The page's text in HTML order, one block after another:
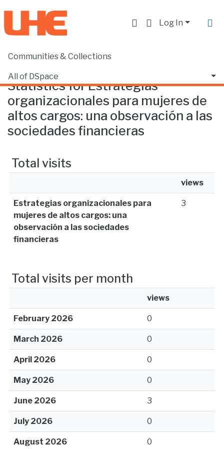
Log In
Communities & Collections
All of DSpace
Home Statistics
Statistics for Estrategias
organizacionales para mujeres de
altos cargos: una observación a las
sociedades financieras
Total visits
views
Estrategias organizacionales para
mujeres de altos cargos: una
observación a las sociedades
financieras
3
Total visits per month
views
February 2026 0
March 2026 0
April 2026 0
May 2026 0
June 2026 3
July 2026 0
August 2026 0